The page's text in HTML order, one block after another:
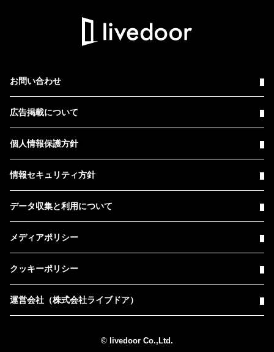
お問い合わせ
広告掲載について
個人情報保護方針
情報セキュリティ方針
データ収集と利用について
メディアポリシー
クッキーポリシー
運営会社（株式会社ライブドア）
© livedoor Co.,Ltd.